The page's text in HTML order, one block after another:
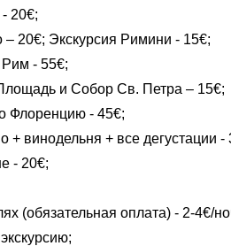
20€;
20€; Экскурсия Римини - 15€;
Рим - 55€;
и Собор Св. Петра – 15€;
Флоренцию - 45€;
+ винодельня + все дегустации -
- 20€;
(обязательная оплата) - 2-4€/